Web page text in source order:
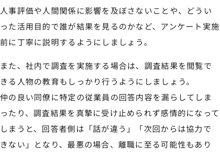
人事評価や人間関係に影響を及ぼさないことや、どうい
った活用目的で誰が結果を見るのかなど、アンケート実施
前に丁寧に説明するようにしましょう。
また、社内で調査を実施する場合は、調査結果を閲覧で
きる人物の教育もしっかり行うようにしましょう。
仲の良い同僚に特定の従業員の回答内容を漏らしてしま
ったり、調査結果を真摯に受け止められず感情的になって
しまうと、回答者側は「話が違う」「次回からは協力で
きない」となり、最悪の場合、離職に至る可能性もあり